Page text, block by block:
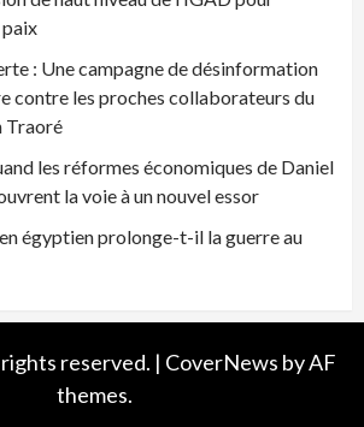
paix
: Une campagne de désinformation
contre les proches collaborateurs du
Traoré
les réformes économiques de Daniel
la voie à un nouvel essor
égyptien prolonge-t-il la guerre au
reserved. | CoverNews by AF
themes.